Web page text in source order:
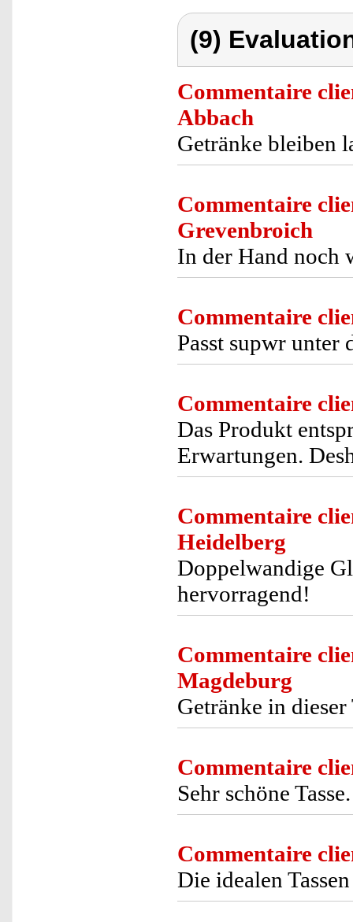
(9)
Commentaire
Abbach
Getränke bleiben
Commentaire
Grevenbroich
In der Hand noch
Commentaire
Passt supwr unter
Commentaire
Das Produkt
Erwartungen.
Commentaire
Heidelberg
Doppelwandige
hervorragend!
Commentaire
Magdeburg
Getränke in
Commentaire
Sehr schöne Tasse.
Commentaire
Die idealen